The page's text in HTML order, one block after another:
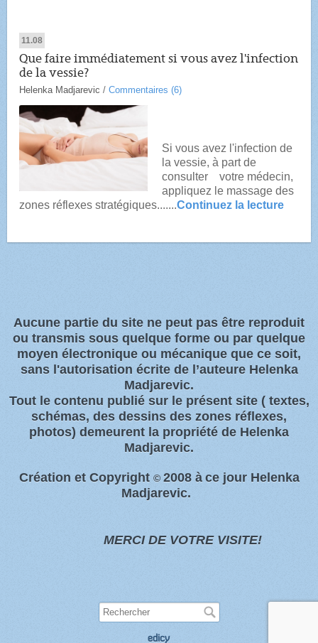
11.08
Que faire immédiatement si vous avez l'infection
de la vessie?
Helenka Madjarevic /Commentaires (6)
Si vous avez l'infection de
la vessie, à part de
consulter votre médecin,
appliquez le massage des
zones réflexes stratégiques.......Continuez la lecture
Aucune partie du site ne peut pas être reproduit
ou transmis sous quelque forme ou par quelque
moyen électronique ou mécanique que ce soit,
sans l'autorisation écrite de l’auteure Helenka
Madjarevic.
Tout l e contenu publié sur le présent site( textes,
schémas, des dessins des zones réflexes,
photos) demeurent la propriété de Helenka
Madjarevic.
Création et Copyright © 2008 à ce jour Helenka
Madjarevic.
MERCI DE VOTRE VISITE!